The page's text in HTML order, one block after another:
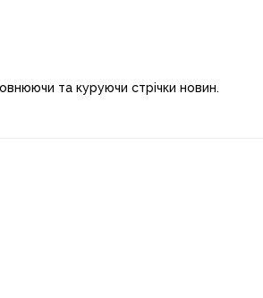
та куруючи стрічки новин.